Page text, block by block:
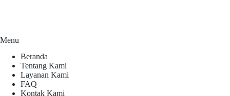
Menu
Beranda
Tentang Kami
Layanan Kami
FAQ
Kontak Kami